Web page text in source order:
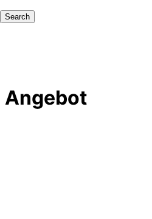
Angebot